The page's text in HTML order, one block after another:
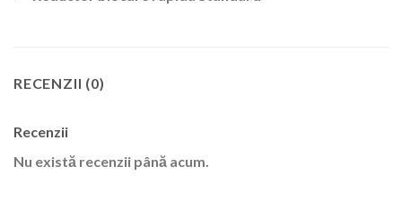
RECENZII (0)
Recenzii
Nu există recenzii până acum.